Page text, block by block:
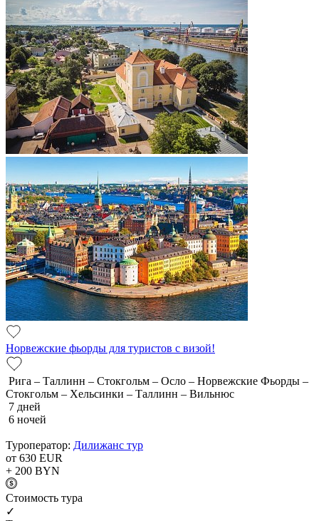
Норвежские фьорды для туристов с визой!
Рига – Таллинн – Стокгольм – Осло – Норвежские Фьорды –
Стокгольм – Хельсинки – Таллинн – Вильнюс
7 дней
6 ночей
Туроператор: Дилижанс тур
от 630 EUR
+ 200 BYN
Cтоимость тура
✓